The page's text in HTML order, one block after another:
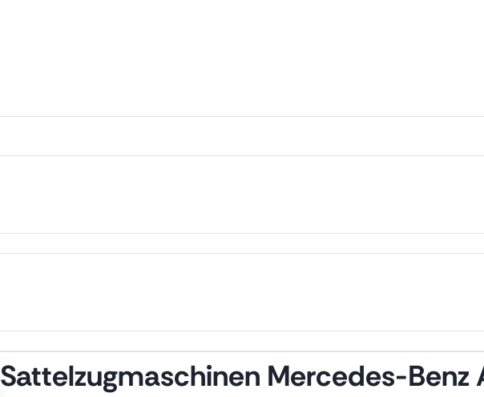
Sattelzugmaschinen Mercedes-